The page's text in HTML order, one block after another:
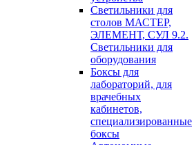
Светильники для
столов МАСТЕР,
ЭЛЕМЕНТ, СУЛ 9.2.
Светильники для
оборудования
Боксы для
лабораторий, для
врачебных
кабинетов,
специализированные
боксы